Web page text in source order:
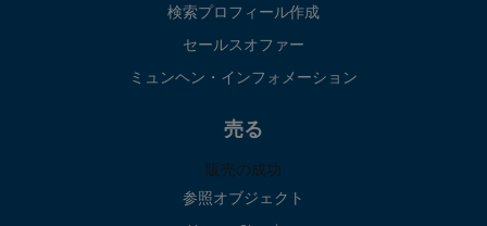
検索プロフィール作成
セールスオファー
ミュンヘン・インフォメーション
売る
販売の成功
参照オブジェクト